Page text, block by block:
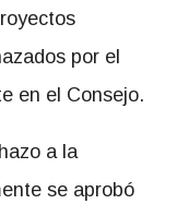
por el
en el Consejo.
a la
se aprobó